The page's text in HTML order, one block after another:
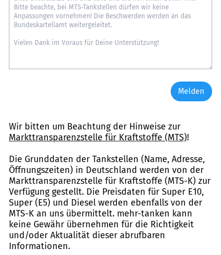
Melden
Wir bitten um Beachtung der Hinweise zur
Markttransparenzstelle für Kraftstoffe (MTS)!
Die Grunddaten der Tankstellen (Name, Adresse,
Öffnungszeiten) in Deutschland werden von der
Markttransparenzstelle für Kraftstoffe (MTS-K) zur
Verfügung gestellt. Die Preisdaten für Super E10,
Super (E5) und Diesel werden ebenfalls von der
MTS-K an uns übermittelt. mehr-tanken kann
keine Gewähr übernehmen für die Richtigkeit
und/oder Aktualität dieser abrufbaren
Informationen.